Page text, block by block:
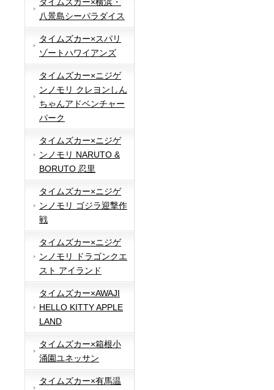
タイムズカー×横浜・
八景島シーパラダイス
タイムズカー×スパリ
ゾートハワイアンズ
タイムズカー×ニジゲ
ンノモリ クレヨンしん
ちゃんアドベンチャー
パーク
タイムズカー×ニジゲ
ンノモリ NARUTO &
BORUTO 忍里
タイムズカー×ニジゲ
ンノモリ ゴジラ迎撃作
戦
タイムズカー×ニジゲ
ンノモリ ドラゴンクエ
スト アイランド
タイムズカー×AWAJI
HELLO KITTY APPLE
LAND
タイムズカー×箱根小
涌園ユネッサン
タイムズカー×有馬温